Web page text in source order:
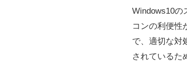
Windows10の
コンの利便性
で、適切な対
されているた